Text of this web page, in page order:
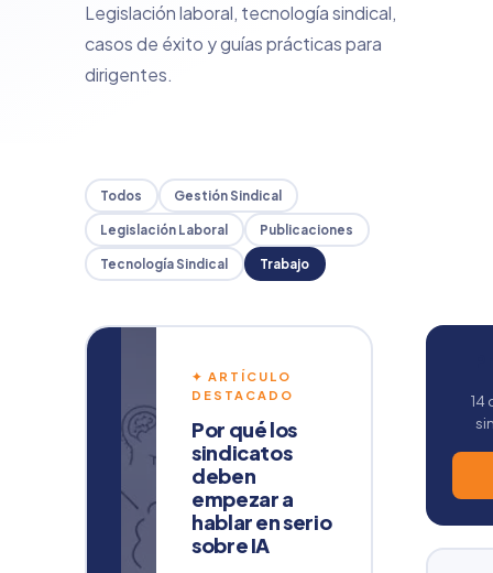
Legislación laboral, tecnología sindical,
casos de éxito y guías prácticas para
dirigentes.
Todos Gestión Sindical
Legislación Laboral Publicaciones
Tecnología Sindical Trabajo
✦ ARTÍCULO
DESTACADO
Por qué los
sindicatos
deben
empezar a
hablar en serio
sobre IA
14